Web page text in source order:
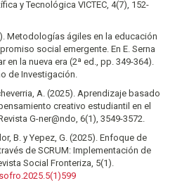
y Tecnológica VICTEC, 4(7), 152-
Metodologías ágiles en la educación
social emergente. En E. Serna
en la nueva era (2ª ed., pp. 349-364).
de Investigación.
A. (2025). Aprendizaje basado
creativo estudiantil en el
G-ner@ndo, 6(1), 3549-3572.
B. y Yepez, G. (2025). Enfoque de
de SCRUM: Implementación de
Social Fronteriza, 5(1).